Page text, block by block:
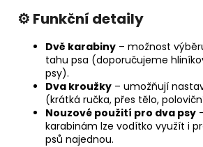
⚙️ Funkční detaily
Dvě karabiny – možnost
tahu psa (doporučujeme
psy).
Dva kroužky – umožňují
(krátká ručka, přes tělo,
Nouzové použití pro dva psy
karabinám lze vodítko využít i
psů najednou.